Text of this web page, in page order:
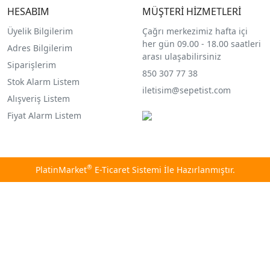
HESABIM
Üyelik Bilgilerim
Adres Bilgilerim
Siparişlerim
Stok Alarm Listem
Alışveriş Listem
Fiyat Alarm Listem
MÜŞTERİ HİZMETLERİ
Çağrı merkezimiz hafta içi
her gün 09.00 - 18.00 saatleri
arası ulaşabilirsiniz
850 307 77 38
iletisim@sepetist.com
PlatinMarket®E-Ticaret Sistemi İle Hazırlanmıştır.